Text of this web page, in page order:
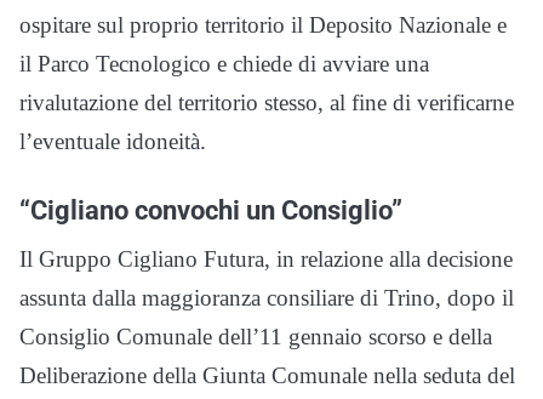
ospitare sul proprio territorio il Deposito Nazionale e
il Parco Tecnologico e chiede di avviare una
rivalutazione del territorio stesso, al fine di verificarne
l’eventuale idoneità.
“Cigliano convochi un Consiglio”
Il Gruppo Cigliano Futura, in relazione alla decisione
assunta dalla maggioranza consiliare di Trino, dopo il
Consiglio Comunale dell’11 gennaio scorso e della
Deliberazione della Giunta Comunale nella seduta del